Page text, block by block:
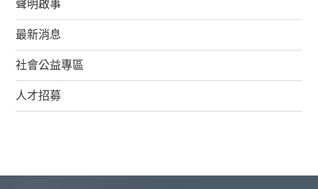
聲明啟事
最新消息
社會公益專區
人才招募